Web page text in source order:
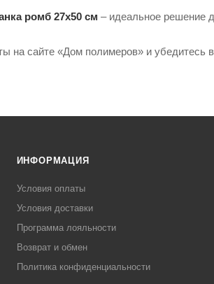
ромб 27х50 см – идеальное решение
на сайте «Дом полимеров» и убедитесь
ИНФОРМАЦИЯ
Условия оплаты
Условия доставки
Программа лояльности
Возврат и обмен
Политика конфиденциальности